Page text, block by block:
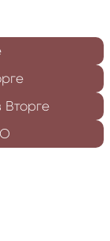
Вторге